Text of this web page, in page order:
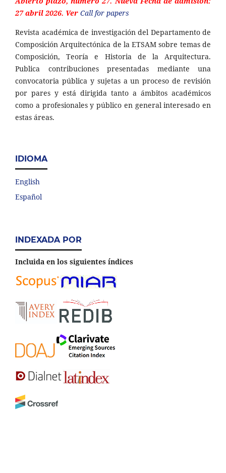
27 abril 2026. Ver Call for papers
Revista académica de investigación del Departamento de
Composición Arquitectónica de la ETSAM sobre temas de
Composición, Teoría e Historia de la Arquitectura.
Publica contribuciones presentadas mediante una
convocatoria pública y sujetas a un proceso de revisión
por pares y está dirigida tanto a ámbitos académicos
como a profesionales y público en general interesado en
estas áreas.
IDIOMA
English
Español
INDEXADA POR
Incluida en los siguientes índices